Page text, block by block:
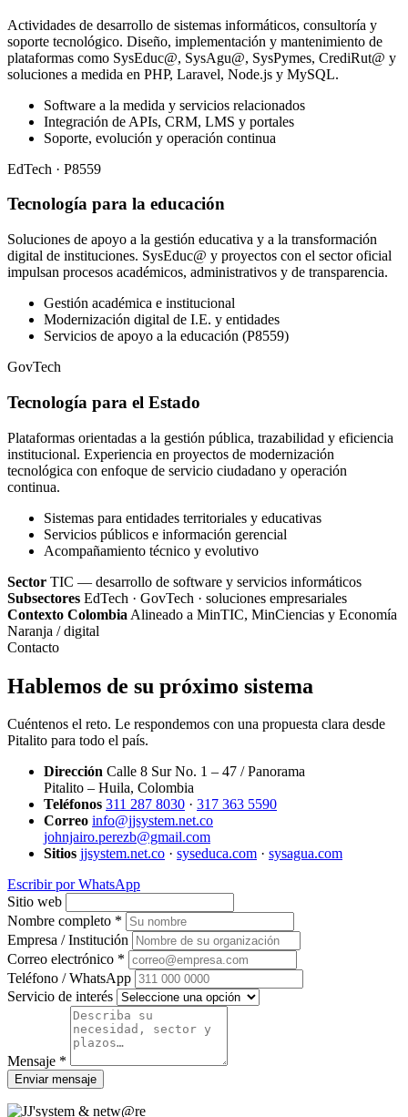
Actividades de desarrollo de sistemas informáticos, consultoría y
soporte tecnológico. Diseño, implementación y mantenimiento de
plataformas como SysEduc@, SysAgu@, SysPymes, CrediRut@ y
soluciones a medida en PHP, Laravel, Node.js y MySQL.
Software a la medida y servicios relacionados
Integración de APIs, CRM, LMS y portales
Soporte, evolución y operación continua
EdTech · P8559
Tecnología para la educación
Soluciones de apoyo a la gestión educativa y a la transformación
digital de instituciones. SysEduc@ y proyectos con el sector oficial
impulsan procesos académicos, administrativos y de transparencia.
Gestión académica e institucional
Modernización digital de I.E. y entidades
Servicios de apoyo a la educación (P8559)
GovTech
Tecnología para el Estado
Plataformas orientadas a la gestión pública, trazabilidad y eficiencia
institucional. Experiencia en proyectos de modernización
tecnológica con enfoque de servicio ciudadano y operación
continua.
Sistemas para entidades territoriales y educativas
Servicios públicos e información gerencial
Acompañamiento técnico y evolutivo
Sector TIC — desarrollo de software y servicios informáticos
Subsectores EdTech · GovTech · soluciones empresariales
Contexto Colombia Alineado a MinTIC, MinCiencias y Economía
Naranja / digital
Contacto
Hablemos de su próximo sistema
Cuéntenos el reto. Le respondemos con una propuesta clara desde
Pitalito para todo el país.
Dirección Calle 8 Sur No. 1 – 47 / Panorama
Pitalito – Huila, Colombia
Teléfonos 311 287 8030 · 317 363 5590
Correo info@jjsystem.net.co
johnjairo.perezb@gmail.com
Sitios jjsystem.net.co · syseduca.com · sysagua.com
Escribir por WhatsApp
Sitio web
Nombre completo *
Empresa / Institución
Correo electrónico *
Teléfono / WhatsApp
Servicio de interés
Mensaje *
Enviar mensaje